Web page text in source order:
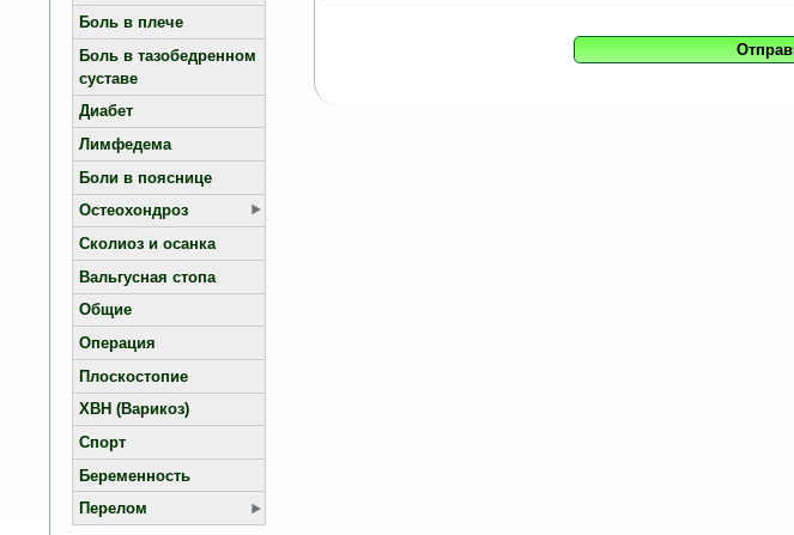
Боль в плече
Боль в тазобедренном
суставе
Диабет
Лимфедема
Боли в пояснице
Остеохондроз
Сколиоз и осанка
Вальгусная стопа
Общие
Операция
Плоскостопие
ХВН (Варикоз)
Спорт
Беременность
Перелом